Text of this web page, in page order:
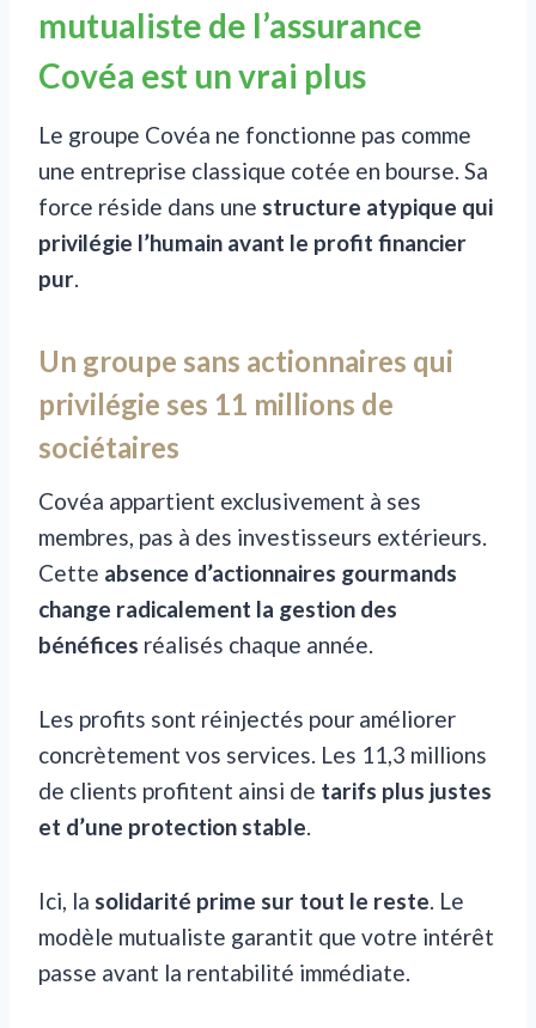
mutualiste de l’assurance
Covéa est un vrai plus
Le groupe Covéa ne fonctionne pas comme
une entreprise classique cotée en bourse. Sa
force réside dans une structure atypique qui
privilégie l’humain avant le profit financier
pur.
Un groupe sans actionnaires qui
privilégie ses 11 millions de
sociétaires
Covéa appartient exclusivement à ses
membres, pas à des investisseurs extérieurs.
Cette absence d’actionnaires gourmands
change radicalement la gestion des
bénéfices réalisés chaque année.
Les profits sont réinjectés pour améliorer
concrètement vos services. Les 11,3 millions
de clients profitent ainsi de tarifs plus justes
et d’une protection stable.
Ici, la solidarité prime sur tout le reste. Le
modèle mutualiste garantit que votre intérêt
passe avant la rentabilité immédiate.